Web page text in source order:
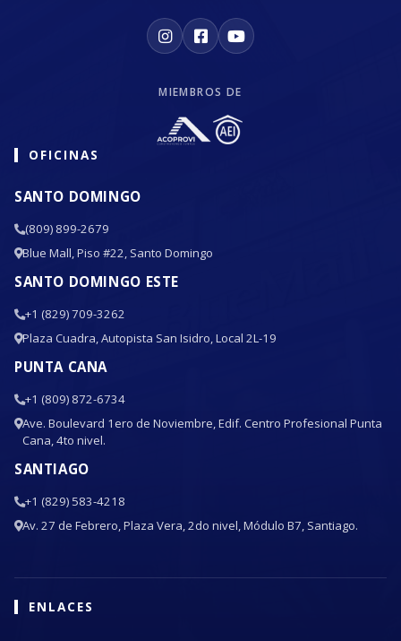
MIEMBROS DE
OFICINAS
SANTO DOMINGO
(809) 899-2679
Blue Mall, Piso #22, Santo Domingo
SANTO DOMINGO ESTE
+1 (829) 709-3262
Plaza Cuadra, Autopista San Isidro, Local 2L-19
PUNTA CANA
+1 (809) 872-6734
Ave. Boulevard 1ero de Noviembre, Edif. Centro Profesional Punta
Cana, 4to nivel.
SANTIAGO
+1 (829) 583-4218
Av. 27 de Febrero, Plaza Vera, 2do nivel, Módulo B7, Santiago.
ENLACES